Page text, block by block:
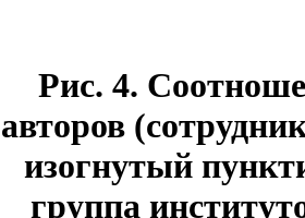
Рис. 4.
авторов
изогнутый
группа